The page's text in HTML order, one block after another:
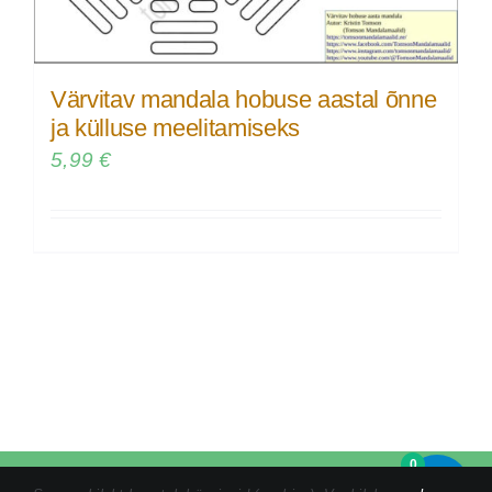
Värvitav mandala hobuse aastal õnne
ja külluse meelitamiseks
5,99€
+372 5846 1186 kristin@tomsonmandalamaalid.ee
0